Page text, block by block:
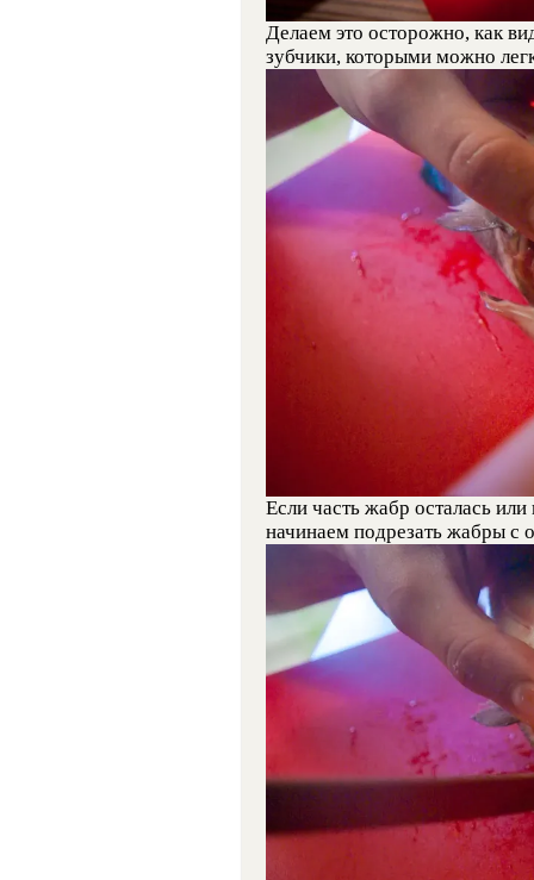
Делаем это осторожно, как
зубчики, которыми можно
Если часть жабр осталась
начинаем подрезать жабры с